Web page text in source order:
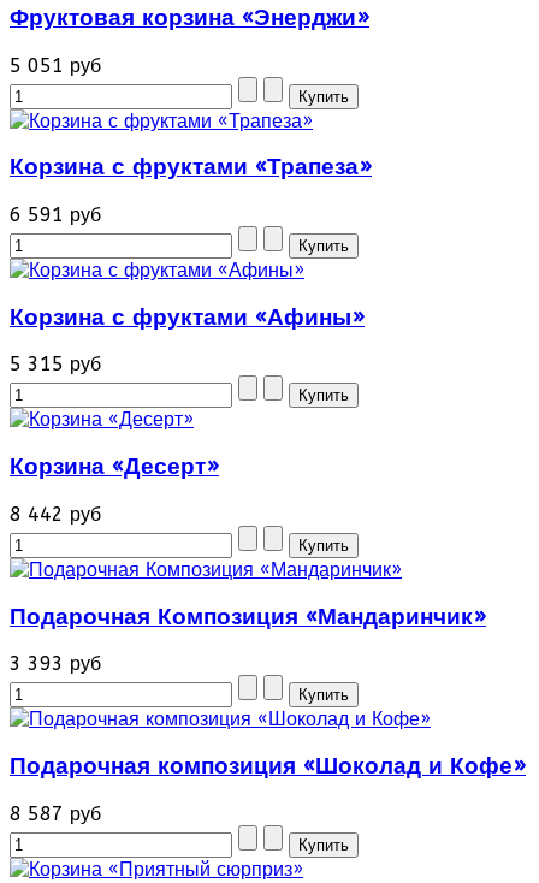
Фруктовая корзина «Энерджи»
5 051 руб
Корзина с фруктами «Трапеза»
6 591 руб
Корзина с фруктами «Афины»
5 315 руб
Корзина «Десерт»
8 442 руб
Подарочная Композиция «Мандаринчик»
3 393 руб
Подарочная композиция «Шоколад и Кофе»
8 587 руб